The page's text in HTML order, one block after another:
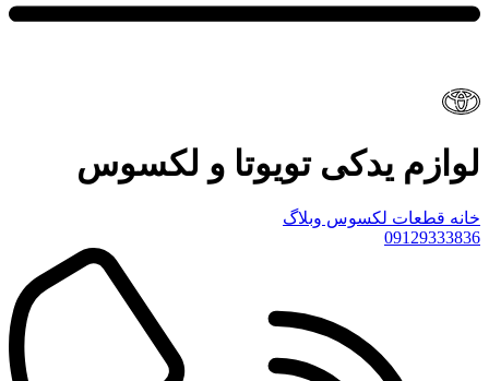
لوازم یدکی تویوتا و لکسوس
خانه قطعات لکسوس وبلاگ
09129333836